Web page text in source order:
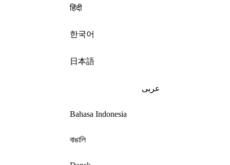
हिंदी
한국어
日本語
عربى
Bahasa Indonesia
বাঙালি